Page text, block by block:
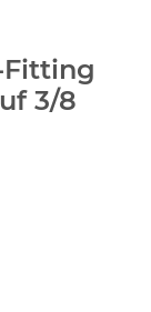
Fitting
3/8